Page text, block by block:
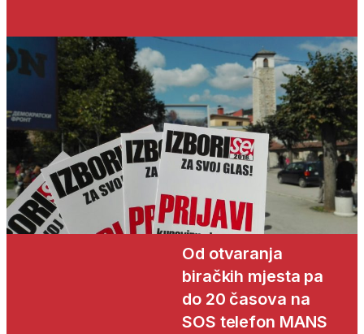
Od otvaranja
biračkih mjesta pa
do 20 časova na
SOS telefon MANS